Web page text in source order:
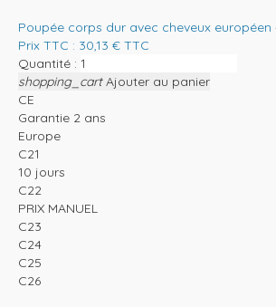
Poupée corps dur avec cheveux européen
Prix TTC : 30,13 € TTC
Quantité :
shopping_cart Ajouter au panier
CE
Garantie 2 ans
Europe
C21
10 jours
C22
PRIX MANUEL
C23
C24
C25
C26